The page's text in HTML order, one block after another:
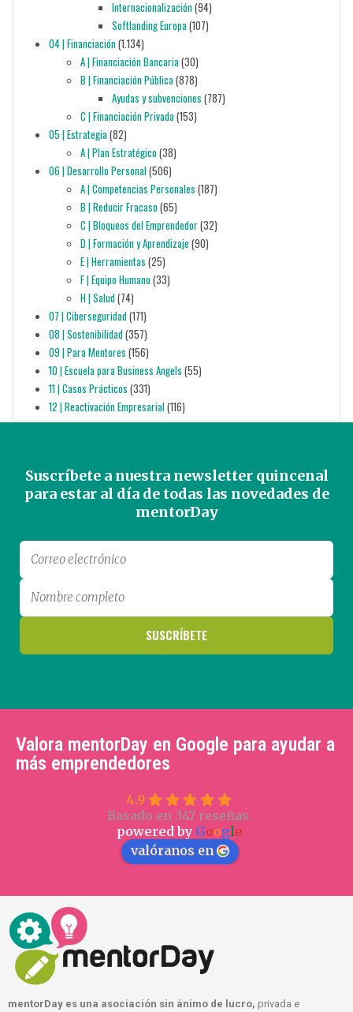
Internacionalización(94)
Softlanding Europa(107)
04 | Financiación(1.134)
A | Financiación Bancaria(30)
B | Financiación Pública(878)
Ayudas y subvenciones (787)
C | Financiación Privada(153)
05 | Estrategia(82)
A | Plan Estratégico(38)
06 | Desarrollo Personal(506)
A | Competencias Personales (187)
B | Reducir Fracaso(65)
C | Bloqueos del Emprendedor(32)
D | Formación y Aprendizaje (90)
E | Herramientas (25)
F | Equipo Humano(33)
H | Salud(74)
07 | Ciberseguridad(171)
08 | Sostenibilidad(357)
09 | Para Mentores (156)
10 | Escuela para Business Angels (55)
11 | Casos Prácticos (331)
12 | Reactivación Empresarial(116)
Suscríbete a nuestra newsletter quincenal
para estar al día de todas las novedades de
mentorDay
Valora mentorDay en Google para ayudar a
más emprendedores
4.9
Basado en 347 reseñas.
powered by Google
valóranos en
mentorDay es una asociación sin ánimo de lucro, privada e